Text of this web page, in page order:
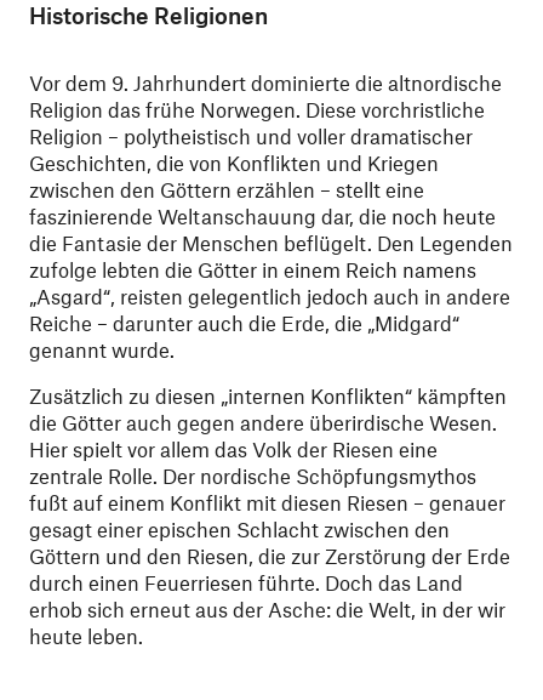
Historische Religionen
Vor dem 9. Jahrhundert dominierte die altnordische
Religion das frühe Norwegen. Diese vorchristliche
Religion – polytheistisch und voller dramatischer
Geschichten, die von Konflikten und Kriegen
zwischen den Göttern erzählen – stellt eine
faszinierende Weltanschauung dar, die noch heute
die Fantasie der Menschen beflügelt. Den Legenden
zufolge lebten die Götter in einem Reich namens
„Asgard“, reisten gelegentlich jedoch auch in andere
Reiche – darunter auch die Erde, die „Midgard“
genannt wurde.
Zusätzlich zu diesen „internen Konflikten“ kämpften
die Götter auch gegen andere überirdische Wesen.
Hier spielt vor allem das Volk der Riesen eine
zentrale Rolle. Der nordische Schöpfungsmythos
fußt auf einem Konflikt mit diesen Riesen – genauer
gesagt einer epischen Schlacht zwischen den
Göttern und den Riesen, die zur Zerstörung der Erde
durch einen Feuerriesen führte. Doch das Land
erhob sich erneut aus der Asche: die Welt, in der wir
heute leben.